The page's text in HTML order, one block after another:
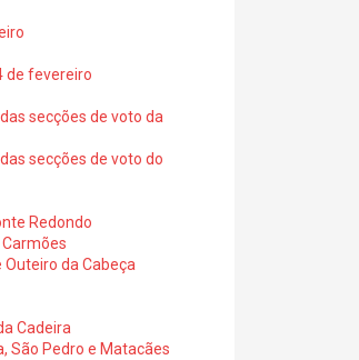
de fevereiro
secções de voto da
secções de voto do
Redondo
da Cabeça
Cadeira
São Pedro e Matacães